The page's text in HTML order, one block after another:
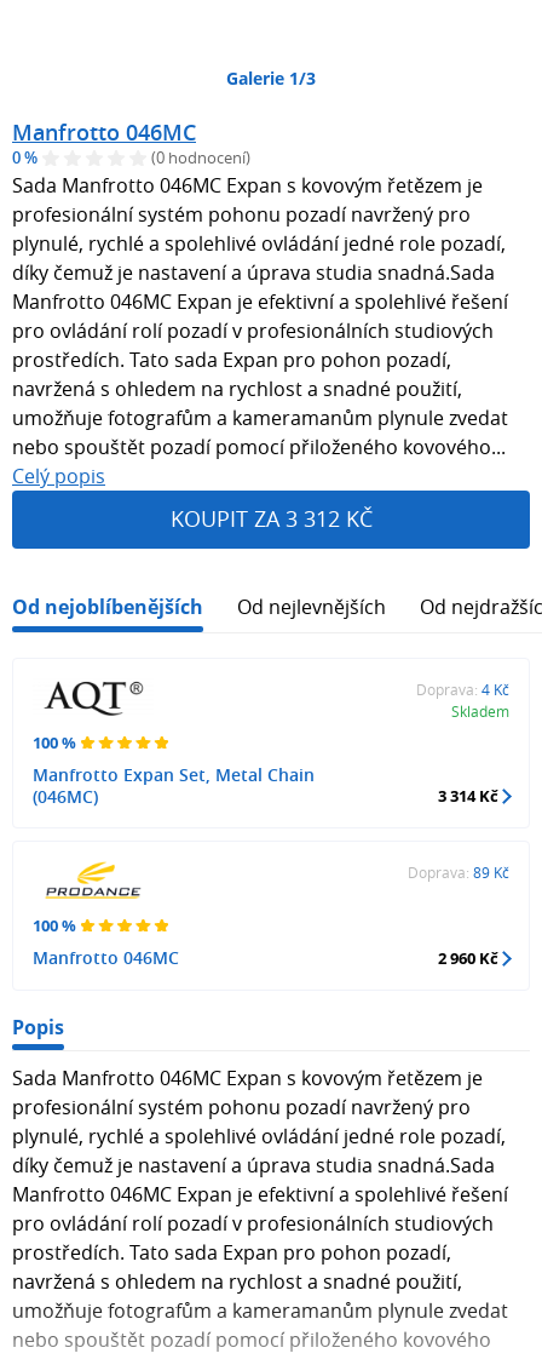
Galerie 1/3
Manfrotto 046MC
0 % (0 hodnocení)
Sada Manfrotto 046MC Expan s kovovým řetězem je
profesionální systém pohonu pozadí navržený pro
plynulé, rychlé a spolehlivé ovládání jedné role pozadí,
díky čemuž je nastavení a úprava studia snadná.Sada
Manfrotto 046MC Expan je efektivní a spolehlivé řešení
pro ovládání rolí pozadí v profesionálních studiových
prostředích. Tato sada Expan pro pohon pozadí,
navržená s ohledem na rychlost a snadné použití,
umožňuje fotografům a kameramanům plynule zvedat
nebo spouštět pozadí pomocí přiloženého kovového...
Celý popis
KOUPIT ZA 3 312 KČ
Od nejoblíbenějších Od nejlevnějších Od
100 %
Manfrotto Expan Set, Metal Chain
(046MC)
Doprava: 4 Kč
Skladem
3 314 Kč
100 %
Manfrotto 046MC
Doprava: 89 Kč
2 960 Kč
Popis
Sada Manfrotto 046MC Expan s kovovým řetězem je
profesionální systém pohonu pozadí navržený pro
plynulé, rychlé a spolehlivé ovládání jedné role pozadí,
díky čemuž je nastavení a úprava studia snadná.Sada
Manfrotto 046MC Expan je efektivní a spolehlivé řešení
pro ovládání rolí pozadí v profesionálních studiových
prostředích. Tato sada Expan pro pohon pozadí,
navržená s ohledem na rychlost a snadné použití,
umožňuje fotografům a kameramanům plynule zvedat
nebo spouštět pozadí pomocí přiloženého kovového